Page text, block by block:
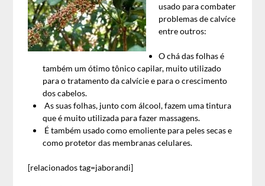
usado para combater
problemas de calvíce
entre outros:
O chá das folhas é
também um ótimo tônico capilar, muito utilizado
para o tratamento da calvície e para o crescimento
dos cabelos.
As suas folhas, junto com álcool, fazem uma tintura
que é muito utilizada para fazer massagens.
É também usado como emoliente para peles secas e
como protetor das membranas celulares.
[relacionados tag=jaborandi]